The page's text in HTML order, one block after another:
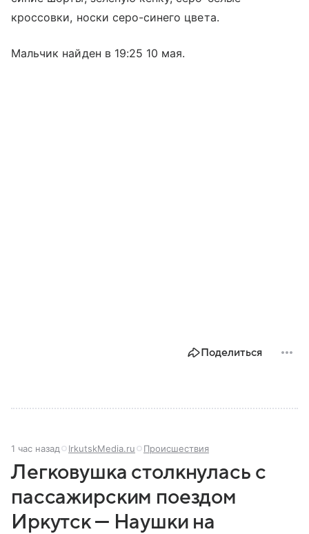
кроссовки, носки серо-синего цвета.
Мальчик найден в 19:25 10 мая.
Поделиться
1 час назад IrkutskMedia.ru Происшествия
Легковушка столкнулась с
пассажирским поездом
Иркутск — Наушки на